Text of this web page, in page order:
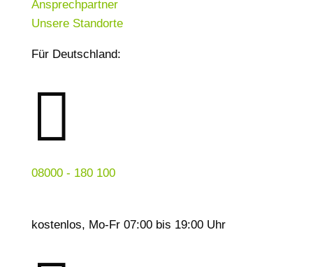
Ansprechpartner
Unsere Standorte
Für Deutschland:

08000 - 180 100
kostenlos, Mo-Fr 07:00 bis 19:00 Uhr